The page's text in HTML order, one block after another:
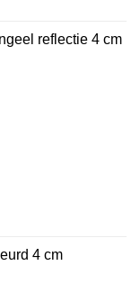
reflectie 4 cm
4 cm